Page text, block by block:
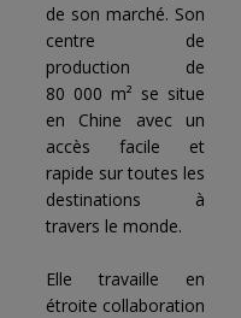
de son marché. Son
centre de
production de
80 000 m² se situe
en Chine avec un
accès facile et
rapide sur toutes les
destinations à
travers le monde.
Elle travaille en
étroite collaboration